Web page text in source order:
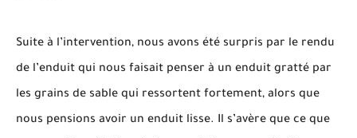
Suite à l’intervention, nous avons été surpris par le rendu
de l’enduit qui nous faisait penser à un enduit gratté par
les grains de sable qui ressortent fortement, alors que
nous pensions avoir un enduit lisse. Il s’avère que ce que